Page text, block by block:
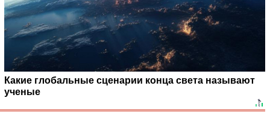
Какие глобальные сценарии конца света называют
ученые